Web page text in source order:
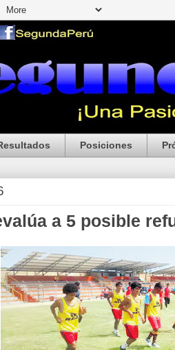
Posiciones
a 5 posible